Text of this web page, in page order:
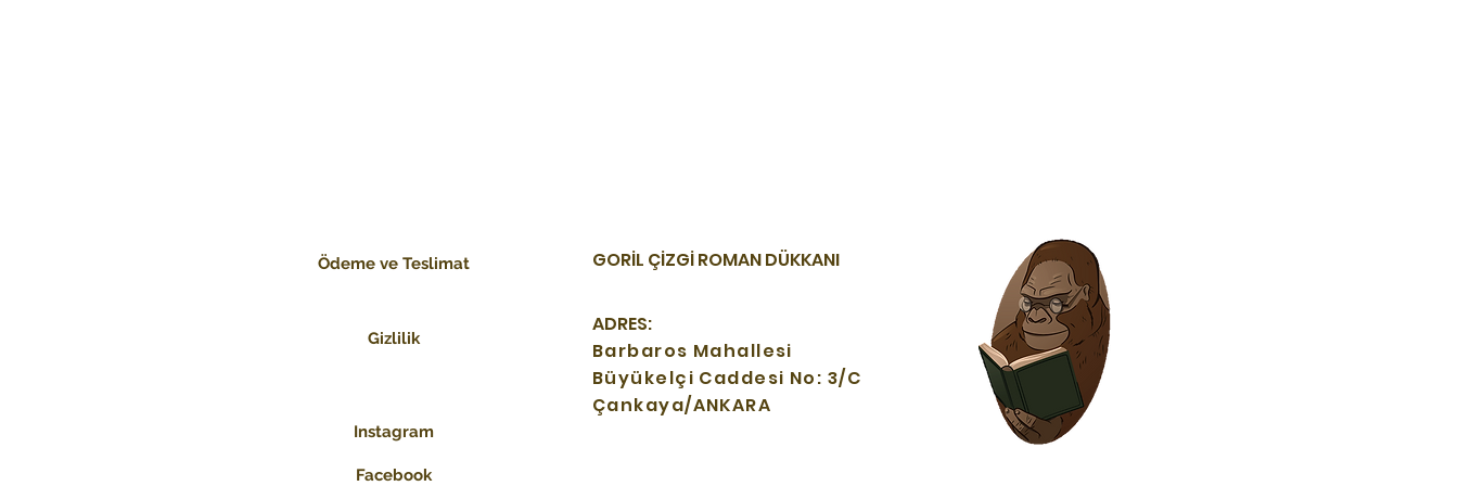
Ödeme ve Teslimat
Gizlilik
Instagram
Facebook
GORİL ÇİZGİ ROMAN DÜKKANI
ADRES:
Barbaros Mahallesi
Büyükelçi Caddesi No: 3/C
Çankaya/ANKARA